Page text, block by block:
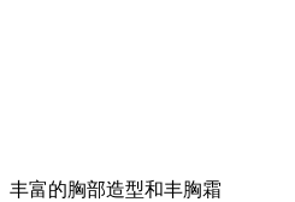
丰富的胸部造型和丰胸霜